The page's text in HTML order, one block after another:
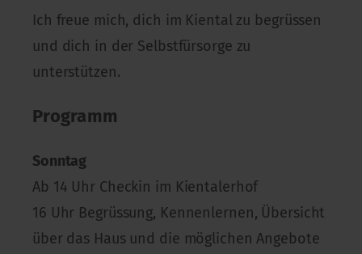
Ich freue mich, dich im Kiental zu begrüssen
und dich in der Selbstfürsorge zu
unterstützen.
Programm
Sonntag
Ab 14 Uhr Checkin im Kientalerhof
16 Uhr Begrüssung, Kennenlernen, Übersicht
über das Haus und die möglichen Angebote